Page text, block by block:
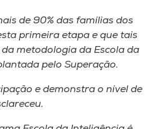
de 90% das famílias dos
primeira etapa e que tais
metodologia da Escola da
pelo Superação.
e demonstra o nível de